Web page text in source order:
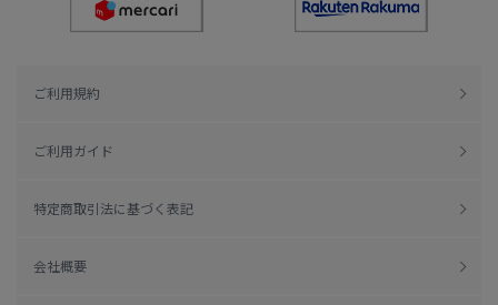
ご利用規約
ご利用ガイド
特定商取引法に基づく表記
会社概要